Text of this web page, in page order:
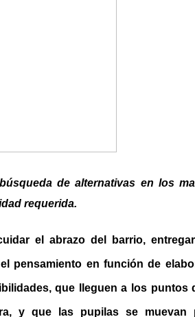
de alternativas en los
requerida.
el abrazo del barrio,
pensamiento en función de
que lleguen a los
y que las pupilas se muevan